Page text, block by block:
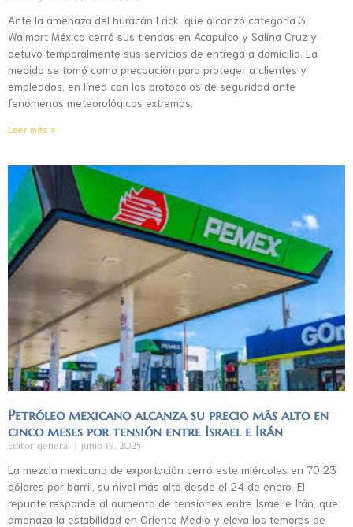
Ante la amenaza del huracán Erick, que alcanzó categoría 3,
Walmart México cerró sus tiendas en Acapulco y Salina Cruz y
detuvo temporalmente sus servicios de entrega a domicilio. La
medida se tomó como precaución para proteger a clientes y
empleados, en línea con los protocolos de seguridad ante
fenómenos meteorológicos extremos.
Leer más »
Petróleo mexicano alcanza su precio más alto en
cinco meses por tensión entre Israel e Irán
Editor general junio 19, 2025
La mezcla mexicana de exportación cerró este miércoles en 70.23
dólares por barril, su nivel más alto desde el 24 de enero. El
repunte responde al aumento de tensiones entre Israel e Irán, que
amenaza la estabilidad en Oriente Medio y eleva los temores de